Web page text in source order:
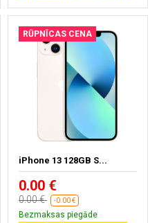
RŪPNĪCAS CENA
iPhone 13 128GB S...
0.00 €
0.00 € -0.00 €
Bezmaksas piegāde